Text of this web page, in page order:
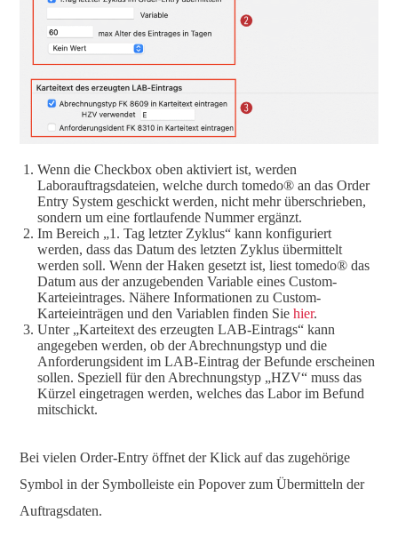
Wenn die Checkbox oben aktiviert ist, werden
Laborauftragsdateien, welche durch tomedo® an das Order
Entry System geschickt werden, nicht mehr überschrieben,
sondern um eine fortlaufende Nummer ergänzt.
Im Bereich „1. Tag letzter Zyklus“ kann konfiguriert
werden, dass das Datum des letzten Zyklus übermittelt
werden soll. Wenn der Haken gesetzt ist, liest tomedo® das
Datum aus der anzugebenden Variable eines Custom-
Karteieintrages. Nähere Informationen zu Custom-
Karteieinträgen und den Variablen finden Sie hier.
Unter „Karteitext des erzeugten LAB-Eintrags“ kann
angegeben werden, ob der Abrechnungstyp und die
Anforderungsident im LAB-Eintrag der Befunde erscheinen
sollen. Speziell für den Abrechnungstyp „HZV“ muss das
Kürzel eingetragen werden, welches das Labor im Befund
mitschickt.
Bei vielen Order-Entry öffnet der Klick auf das zugehörige
Symbol in der Symbolleiste ein Popover zum Übermitteln der
Auftragsdaten.